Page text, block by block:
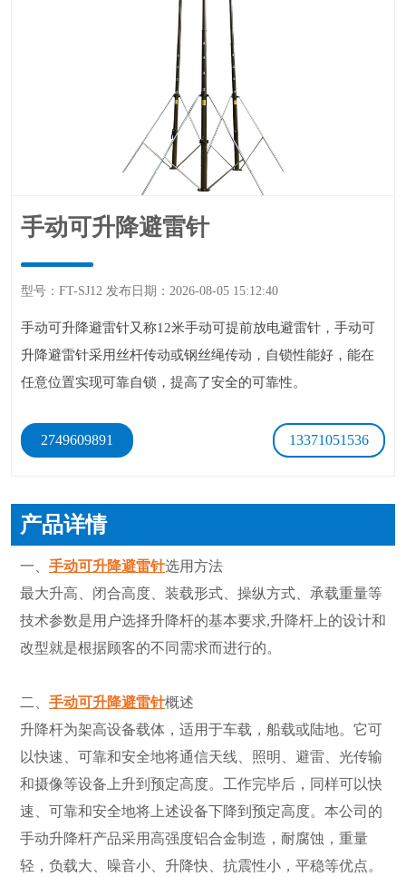
手动可升降避雷针
型号：FT-SJ12发布日期：2026-08-0515:12:40
手动可升降避雷针又称12米手动可提前放电避雷针，手动可
升降避雷针采用丝杆传动或钢丝绳传动，自锁性能好，能在
任意位置实现可靠自锁，提高了安全的可靠性。
2749609891 13371051536
产品详情
一、 手动可升降避雷针选用方法
最大升高、闭合高度、装载形式、操纵方式、承载重量等
技术参数是用户选择升降杆的基本要求,升降杆上的设计和
改型就是根据顾客的不同需求而进行的。
二、 手动可升降避雷针概述
升降杆为架高设备载体，适用于车载，船载或陆地。它可
以快速、可靠和安全地将通信天线、照明、避雷、光传输
和摄像等设备上升到预定高度。工作完毕后，同样可以快
速、可靠和安全地将上述设备下降到预定高度。本公司的
手动升降杆产品采用高强度铝合金制造，耐腐蚀，重量
轻，负载大、噪音小、升降快、抗震性小，平稳等优点。